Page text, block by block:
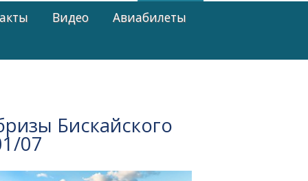
Видео
Авиабилеты
Бискайского
07